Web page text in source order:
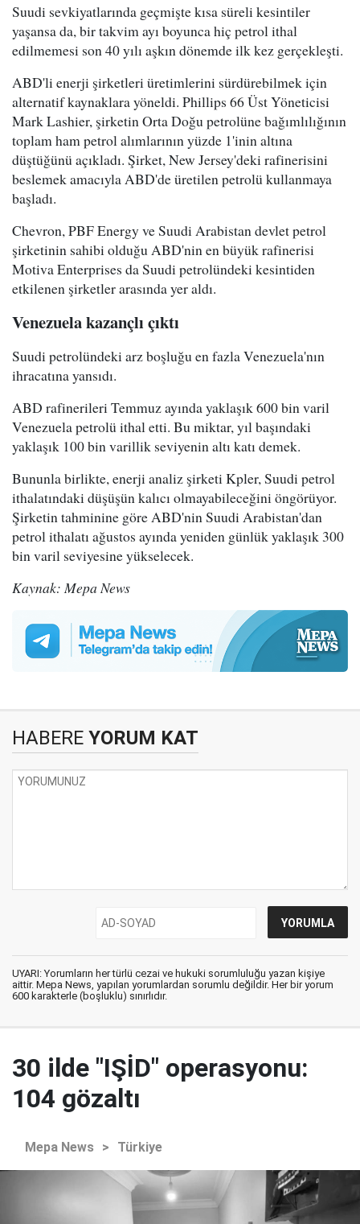
Suudi sevkiyatlarında geçmişte kısa süreli kesintiler
yaşansa da, bir takvim ayı boyunca hiç petrol ithal
edilmemesi son 40 yılı aşkın dönemde ilk kez gerçekleşti.
ABD'li enerji şirketleri üretimlerini sürdürebilmek için
alternatif kaynaklara yöneldi. Phillips 66 Üst Yöneticisi
Mark Lashier, şirketin Orta Doğu petrolüne bağımlılığının
toplam ham petrol alımlarının yüzde 1'inin altına
düştüğünü açıkladı. Şirket, New Jersey'deki rafinerisini
beslemek amacıyla ABD'de üretilen petrolü kullanmaya
başladı.
Chevron, PBF Energy ve Suudi Arabistan devlet petrol
şirketinin sahibi olduğu ABD'nin en büyük rafinerisi
Motiva Enterprises da Suudi petrolündeki kesintiden
etkilenen şirketler arasında yer aldı.
Venezuela kazançlı çıktı
Suudi petrolündeki arz boşluğu en fazla Venezuela'nın
ihracatına yansıdı.
ABD rafinerileri Temmuz ayında yaklaşık 600 bin varil
Venezuela petrolü ithal etti. Bu miktar, yıl başındaki
yaklaşık 100 bin varillik seviyenin altı katı demek.
Bununla birlikte, enerji analiz şirketi Kpler, Suudi petrol
ithalatındaki düşüşün kalıcı olmayabileceğini öngörüyor.
Şirketin tahminine göre ABD'nin Suudi Arabistan'dan
petrol ithalatı ağustos ayında yeniden günlük yaklaşık 300
bin varil seviyesine yükselecek.
Kaynak: Mepa News
HABERE YORUM KAT
UYARI: Yorumların her türlü cezai ve hukuki sorumluluğu yazan kişiye
aittir. Mepa News, yapılan yorumlardan sorumlu değildir. Her bir yorum
600 karakterle (boşluklu) sınırlıdır.
30 ilde "IŞİD" operasyonu:
104 gözaltı
Mepa News > Türkiye